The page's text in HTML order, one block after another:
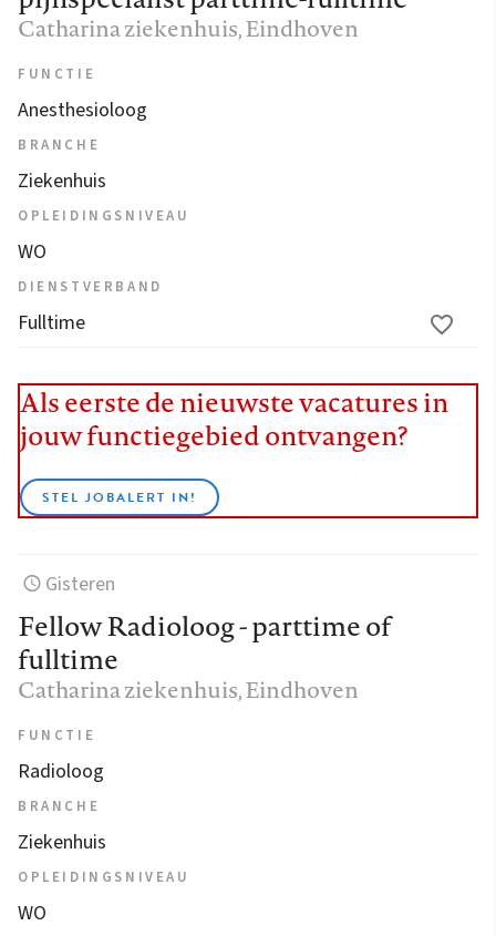
Catharina ziekenhuis, Eindhoven
FUNCTIE
Anesthesioloog
BRANCHE
Ziekenhuis
OPLEIDINGSNIVEAU
WO
DIENSTVERBAND
Fulltime
Als eerste de nieuwste vacatures in
jouw functiegebied ontvangen?
STEL JOBALERT IN!
Gisteren
Fellow Radioloog - parttime of
fulltime
Catharina ziekenhuis, Eindhoven
FUNCTIE
Radioloog
BRANCHE
Ziekenhuis
OPLEIDINGSNIVEAU
WO